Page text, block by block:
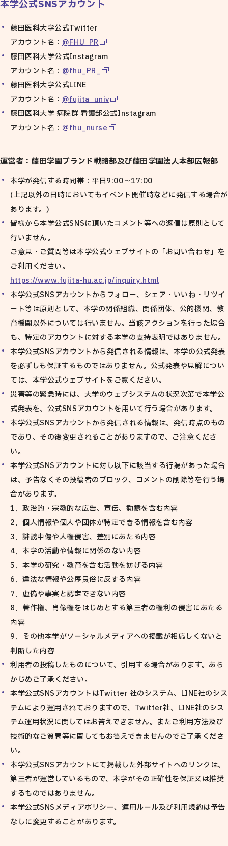
本学公式SNSアカウント
藤田医科大学公式Twitter
アカウント名： @FHU_PR
藤田医科大学公式Instagram
アカウント名： @fhu_PR_
藤田医科大学公式LINE
アカウント名： @fujita_univ
藤田医科大学 病院群 看護部公式Instagram
アカウント名： ＠fhu_nurse
運営者：藤田学園ブランド戦略部及び藤田学園法人本部広報部
本学が発信する時間帯：平日9:00～17:00
(上記以外の日時においてもイベント開催時などに発信する場合が
あります。)
皆様から本学公式SNSに頂いたコメント等への返信は原則として
行いません。
ご意見・ご質問等は本学公式ウェブサイトの「お問い合わせ」を
ご利用ください。
https://www.fujita-hu.ac.jp/inquiry.html
本学公式SNSアカウントからフォロー、シェア・いいね・リツイ
ート等は原則として、本学の関係組織、関係団体、公的機関、教
育機関以外については行いません。当該アクションを行った場合
も、特定のアカウントに対する本学の支持表明ではありません。
本学公式SNSアカウントから発信される情報は、本学の公式発表
を必ずしも保証するものではありません。公式発表や見解につい
ては、本学公式ウェブサイトをご覧ください。
災害等の緊急時には、大学のウェブシステムの状況次第で本学公
式発表を、公式SNSアカウントを用いて行う場合があります。
本学公式SNSアカウントから発信される情報は、発信時点のもの
であり、その後変更されることがありますので、ご注意くださ
い。
本学公式SNSアカウントに対し以下に該当する行為があった場合
は、予告なくその投稿者のブロック、コメントの削除等を行う場
合があります。
1．政治的・宗教的な広告、宣伝、勧誘を含む内容
2．個人情報や個人や団体が特定できる情報を含む内容
3．誹謗中傷や人権侵害、差別にあたる内容
4．本学の活動や情報に関係のない内容
5．本学の研究・教育を含む活動を妨げる内容
6．違法な情報や公序良俗に反する内容
7．虚偽や事実と認定できない内容
8．著作権、肖像権をはじめとする第三者の権利の侵害にあたる
内容
9．その他本学がソーシャルメディアへの掲載が相応しくないと
判断した内容
利用者の投稿したものについて、引用する場合があります。あら
かじめご了承ください。
本学公式SNSアカウントはTwitter 社のシステム、LINE社のシス
テムにより運用されておりますので、Twitter社、LINE社のシス
テム運用状況に関してはお答えできません。またご利用方法及び
技術的なご質問等に関してもお答えできませんのでご了承くださ
い。
本学公式SNSアカウントにて掲載した外部サイトへのリンクは、
第三者が運営しているもので、本学がその正確性を保証又は推奨
するものではありません。
本学公式SNSメディアポリシー、運用ルール及び利用規約は予告
なしに変更することがあります。